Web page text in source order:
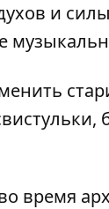
и
время